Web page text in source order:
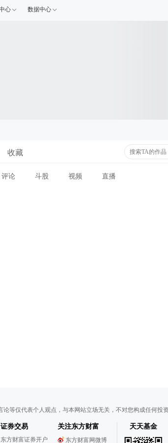
心 数据中心
收藏
评论 斗股 视频 直播
论等仅代表个人观点，与本网站立场无关，不对您构成任何投
证券交易
东方财富证券开户
关注东方财富
东方财富网微博
天天基金